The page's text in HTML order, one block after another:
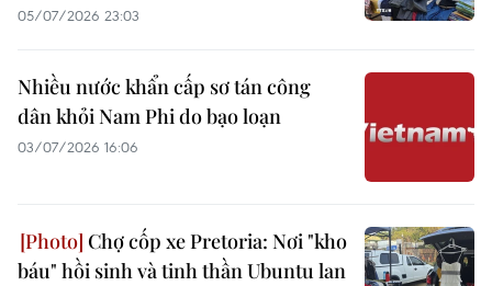
05/07/2026 23:03
Nhiều nước khẩn cấp sơ tán công
dân khỏi Nam Phi do bạo loạn
03/07/2026 16:06
Chợ cốp xe Pretoria: Nơi "kho
báu" hồi sinh và tinh thần Ubuntu lan